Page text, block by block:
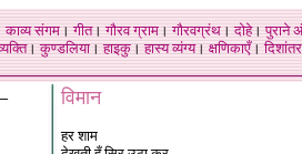
काव्य संगम।गीत।गौरव ग्राम।गौरवग्रंथ।दोहे।पुराने
।कुण्डलिया।हाइकु।हास्य व्यंग्य।क्षणिकाएँ।दिशांतर
विमान
हर शाम